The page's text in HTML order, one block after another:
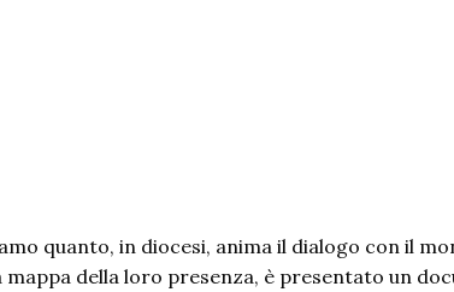
quanto, in diocesi, anima il dialogo con il
della loro presenza, è presentato un